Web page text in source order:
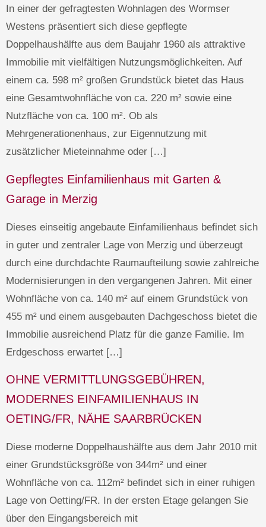
In einer der gefragtesten Wohnlagen des Wormser
Westens präsentiert sich diese gepflegte
Doppelhaushälfte aus dem Baujahr 1960 als attraktive
Immobilie mit vielfältigen Nutzungsmöglichkeiten. Auf
einem ca. 598 m² großen Grundstück bietet das Haus
eine Gesamtwohnfläche von ca. 220 m² sowie eine
Nutzfläche von ca. 100 m². Ob als
Mehrgenerationenhaus, zur Eigennutzung mit
zusätzlicher Mieteinnahme oder […]
Gepflegtes Einfamilienhaus mit Garten &
Garage in Merzig
Dieses einseitig angebaute Einfamilienhaus befindet sich
in guter und zentraler Lage von Merzig und überzeugt
durch eine durchdachte Raumaufteilung sowie zahlreiche
Modernisierungen in den vergangenen Jahren. Mit einer
Wohnfläche von ca. 140 m² auf einem Grundstück von
455 m² und einem ausgebauten Dachgeschoss bietet die
Immobilie ausreichend Platz für die ganze Familie. Im
Erdgeschoss erwartet […]
OHNE VERMITTLUNGSGEBÜHREN,
MODERNES EINFAMILIENHAUS IN
OETING/FR, NÄHE SAARBRÜCKEN
Diese moderne Doppelhaushälfte aus dem Jahr 2010 mit
einer Grundstücksgröße von 344m² und einer
Wohnfläche von ca. 112m² befindet sich in einer ruhigen
Lage von Oetting/FR. In der ersten Etage gelangen Sie
über den Eingangsbereich mit